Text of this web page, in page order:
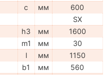
c мм
600
SX
h3 мм
1600
m1 мм
30
l мм
1150
b1 мм
560